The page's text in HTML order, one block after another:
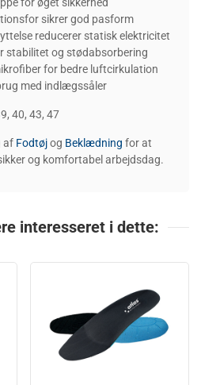
sikrer god pasform
reducerer statisk elektricitet
stabilitet og stødabsorbering
for bedre luftcirkulation
med indlægssåler
40, 43, 47
af Fodtøjog Beklædning for at
og komfortabel arbejdsdag.
interesseret i dette: